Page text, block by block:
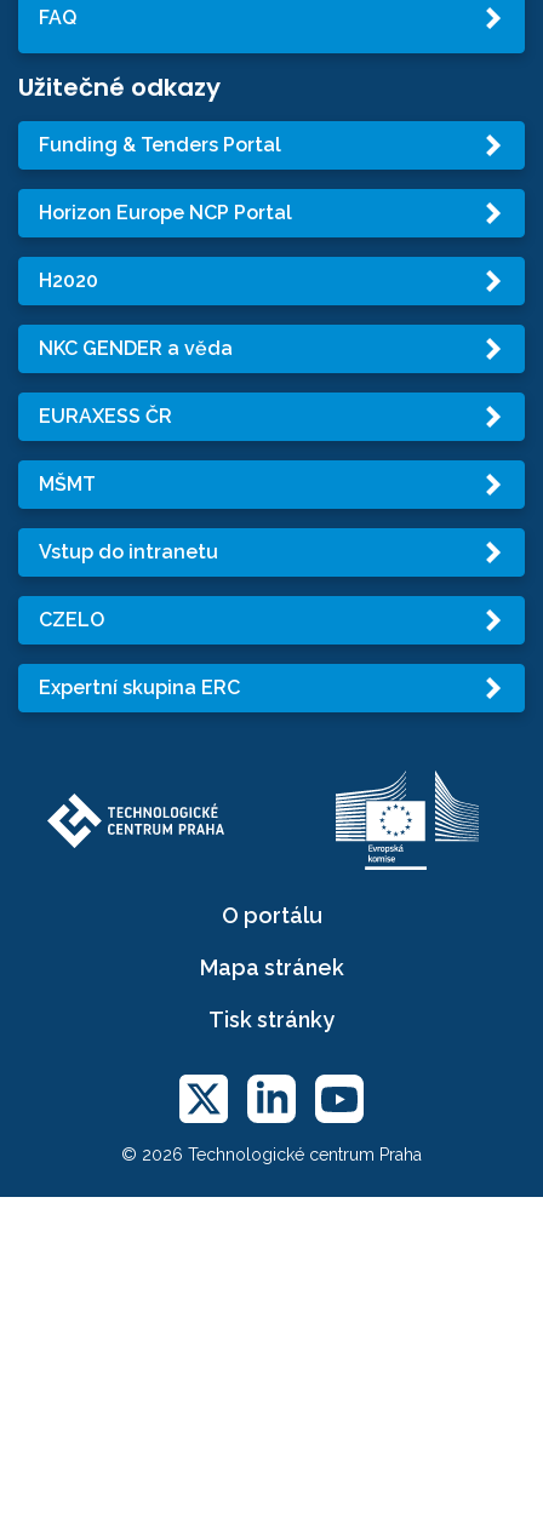
FAQ
Užitečné odkazy
Funding & Tenders Portal
Horizon Europe NCP Portal
H2020
NKC GENDER a věda
EURAXESS ČR
MŠMT
Vstup do intranetu
CZELO
Expertní skupina ERC
O portálu
Mapa stránek
Tisk stránky
© 2026 Technologické centrum Praha